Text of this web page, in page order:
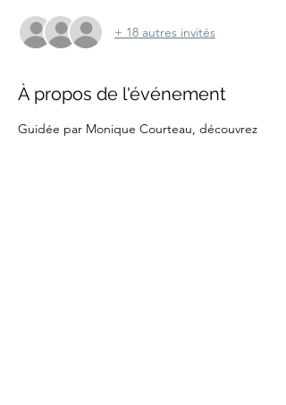
+ 18 autres invités
À propos de l'événement
Guidée par Monique Courteau, découvrez